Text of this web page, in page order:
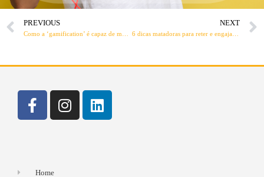
PREVIOUS NEXT
6 dicas matadoras para reter e engajar alunos
Home